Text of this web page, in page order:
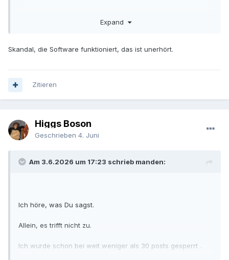
Expand
Skandal, die Software funktioniert, das ist unerhört.
Zitieren
Higgs Boson
Geschrieben 4. Juni
Am 3.6.2026 um 17:23 schrieb manden:
Ich höre, was Du sagst.
Allein, es trifft nicht zu.
Ich wurde schon bei weit weniger als 30 posts gesperrt .